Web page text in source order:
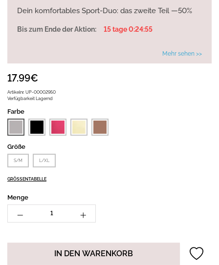
Dein komfortables Sport-Duo: das zweite Teil —50%
Bis zum Ende der Aktion: 15 tage 0:24:55
Mehr sehen >>
Artikelnr. UP-00002950
Verfügbarkeit Lagernd
17.99€
Farbe
Größe
S/M L/XL
GRÖSSENTABELLE
Menge
IN DEN WARENKORB